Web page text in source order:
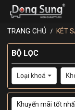
TRANG CHỦ KÉT
BỘ LỌC
Loại khoá
Khuyến mãi tốt